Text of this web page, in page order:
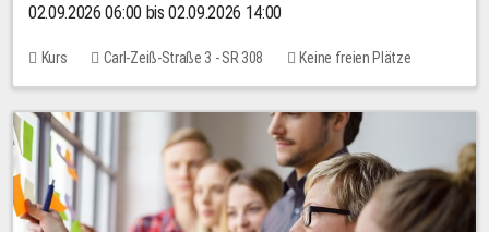
02.09.2026 06:00 bis 02.09.2026 14:00
Kurs Carl-Zeiß-Straße 3 - SR 308 Keine freien Plätze